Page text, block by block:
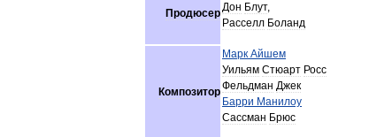
ПродюсерДон Блут,
Расселл Боланд
Композитор
Марк Айшем
Уильям Стюарт Росс
Фельдман Джек
Барри Манилоу
Сассман Брюс